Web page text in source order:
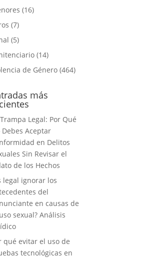
(16)
(7)
(5)
(14)
de Género (464)
más
Legal: Por Qué
Debes Aceptar
en Delitos
Sin Revisar el
de los Hechos
legal ignorar los
del
en causas de
sexual? Análisis
qué evitar el uso de
tecnológicas en